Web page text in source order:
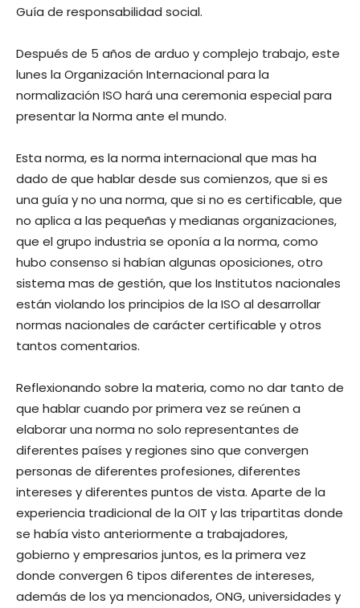
Guía de responsabilidad social.
Después de 5 años de arduo y complejo trabajo, este
lunes la Organización Internacional para la
normalización ISO hará una ceremonia especial para
presentar la Norma ante el mundo.
Esta norma, es la norma internacional que mas ha
dado de que hablar desde sus comienzos, que si es
una guía y no una norma, que si no es certificable, que
no aplica a las pequeñas y medianas organizaciones,
que el grupo industria se oponía a la norma, como
hubo consenso si habían algunas oposiciones, otro
sistema mas de gestión, que los Institutos nacionales
están violando los principios de la ISO al desarrollar
normas nacionales de carácter certificable y otros
tantos comentarios.
Reflexionando sobre la materia, como no dar tanto de
que hablar cuando por primera vez se reúnen a
elaborar una norma no solo representantes de
diferentes países y regiones sino que convergen
personas de diferentes profesiones, diferentes
intereses y diferentes puntos de vista. Aparte de la
experiencia tradicional de la OIT y las tripartitas donde
se había visto anteriormente a trabajadores,
gobierno y empresarios juntos, es la primera vez
donde convergen 6 tipos diferentes de intereses,
además de los ya mencionados, ONG, universidades y